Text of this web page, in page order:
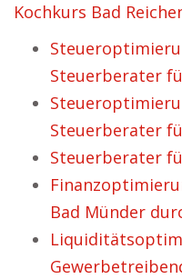
Kochkurs Bad
Steuerberater
Steuerberater
Steuerberater
Bad Münder